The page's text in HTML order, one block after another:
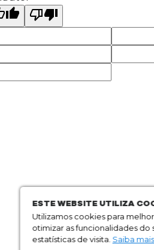
ESTE WEBSITE UTILIZA
Utilizamos cookies para
otimizar as funcionalidades do
estatísticas de visita. Saiba mais